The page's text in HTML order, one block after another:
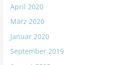
April 2020
März 2020
Januar 2020
September 2019